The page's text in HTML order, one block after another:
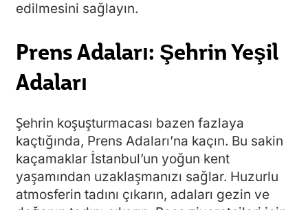
edilmesini sağlayın.
Prens Adaları: Şehrin Yeşil
Adaları
Şehrin koşuşturmacası bazen fazlaya
kaçtığında, Prens Adaları’na kaçın. Bu sakin
kaçamaklar İstanbul’un yoğun kent
yaşamından uzaklaşmanızı sağlar. Huzurlu
atmosferin tadını çıkarın, adaları gezin ve